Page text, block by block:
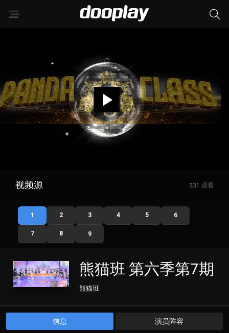
视频源 231 观看
1 2 3 4 5 6
7 8 9
熊猫班 第六季第7期
熊猫班
信息 演员阵容